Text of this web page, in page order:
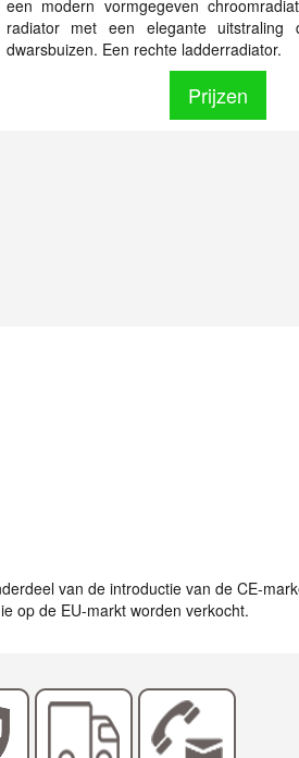
een modern vormgegeven
radiator met een elegante uitstraling
dwarsbuizen. Een rechte ladderradiator.
Prijzen
van de introductie van de CE-
op de EU-markt worden verkocht.